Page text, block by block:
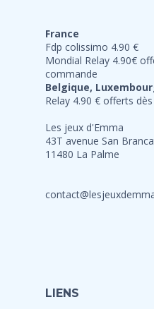
France
Fdp colissimo 4.90 €
Mondial Relay 4.90€
commande
Belgique,
Relay 4.90 € offerts
Les jeux d'Emma
43T avenue San
11480 La Palme
LIENS